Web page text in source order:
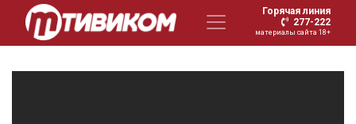
Горячая линия
277-222
материалы сайта 18+